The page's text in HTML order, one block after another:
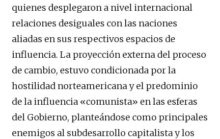
quienes desplegaron a nivel internacional
relaciones desiguales con las naciones
aliadas en sus respectivos espacios de
influencia. La proyección externa del proceso
de cambio, estuvo condicionada por la
hostilidad norteamericana y el predominio
de la influencia «comunista» en las esferas
del Gobierno, planteándose como principales
enemigos al subdesarrollo capitalista y los